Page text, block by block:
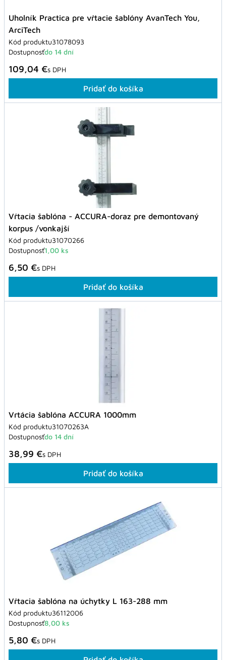
Uholník Practica pre vŕtacie šablóny AvanTech You,
ArciTech
Kód produktu31078093
Dostupnosťdo 14 dní
109,04 €s DPH
Pridať do košíka
Vŕtacia šablóna - ACCURA-doraz pre demontovaný
korpus /vonkajší
Kód produktu31070266
Dostupnosť1,00 ks
6,50 €s DPH
Pridať do košíka
Vrtácia šablóna ACCURA 1000mm
Kód produktu31070263A
Dostupnosťdo 14 dní
38,99 €s DPH
Pridať do košíka
Vŕtacia šablóna na úchytky L 163-288 mm
Kód produktu36112006
Dostupnosť8,00 ks
5,80 €s DPH